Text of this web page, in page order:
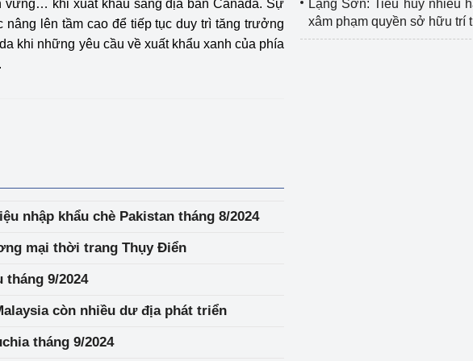
vững… khi xuất khẩu sang địa bàn Canada. Sự
lên tầm cao để tiếp tục duy trì tăng trưởng
khi những yêu cầu về xuất khẩu xanh của phía
nhập khẩu chè Pakistan tháng 8/2024
mại thời trang Thụy Điển
9/2024
còn nhiều dư địa phát triển
tháng 9/2024
Lạng Sơn: Tiêu hủy nhiều
xâm phạm quyền sở hữu trí